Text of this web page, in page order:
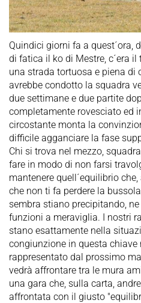
Quindici giorni fa a quest´ora,
di fatica il ko di Mestre, c´era
una strada tortuosa e piena di
avrebbe condotto la squadra
due settimane e due partite
completamente rovesciato ed
circostante monta la
difficile agganciare la fase
Chi si trova nel mezzo,
fare in modo di non farsi
mantenere quell´equilibrio
che non ti fa perdere la
sembra stiano precipitando,
funzioni a meraviglia. I nostri
stano esattamente nella
congiunzione in questa chiave
rappresentato dal prossimo
vedrà affrontare tra le mura
una gara che, sulla carta,
affrontata con il giusto